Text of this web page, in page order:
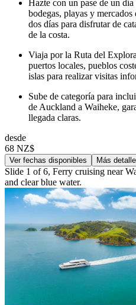
Hazte con un pase de un
bodegas, playas y
dos días para disfrutar de
de la costa.
Viaja por la Ruta del
puertos locales, pueblos
islas para realizar visitas
Sube de categoría para
de Auckland a Waiheke,
llegada claras.
desde
68 NZ$
Ver fechas disponibles Más
Slide 1 of 6, Ferry cruising near
and clear blue water.